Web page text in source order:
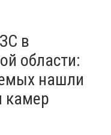
пять
к
в
области:
нашли
камер